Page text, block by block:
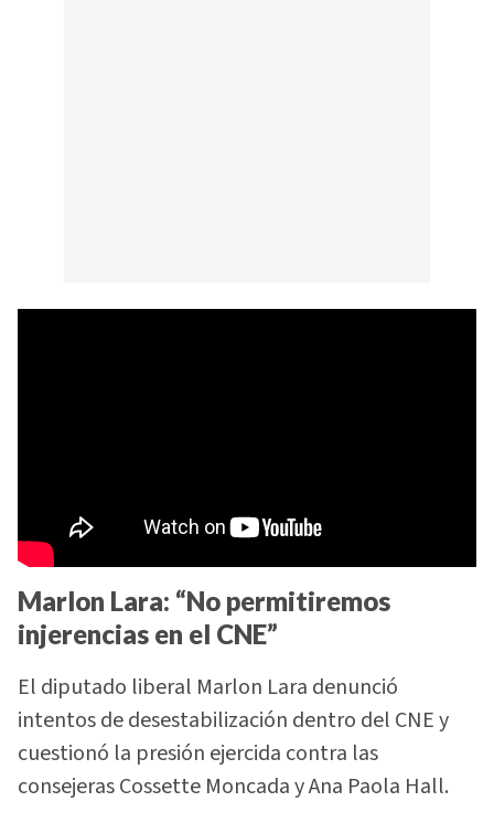
Marlon Lara: “No permitiremos
injerencias en el CNE”
El diputado liberal Marlon Lara denunció
intentos de desestabilización dentro del CNE y
cuestionó la presión ejercida contra las
consejeras Cossette Moncada y Ana Paola Hall.